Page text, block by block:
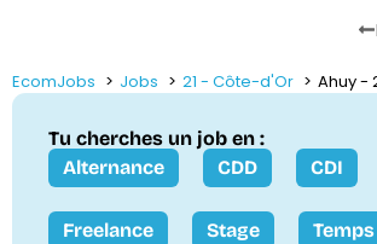
EcomJobs Jobs 21 - Côte-d'Or Ahuy -
Tu cherches un job en :
Alternance
CDD CDI
Freelance Stage